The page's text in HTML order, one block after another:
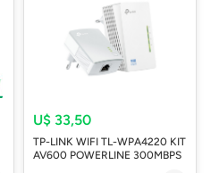
U$ 33,50
TP-LINK WIFI TL-WPA4220 KIT
AV600 POWERLINE 300MBPS